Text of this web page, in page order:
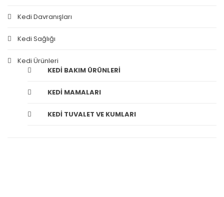
Kedi Davranışları
Kedi Sağlığı
Kedi Ürünleri
KEDI BAKIM ÜRÜNLERI
KEDI MAMALARI
KEDI TUVALET VE KUMLARI